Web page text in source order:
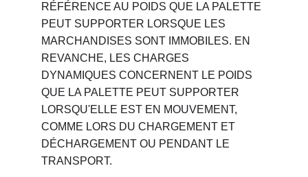
RÉFÉRENCE AU POIDS QUE LA PALETTE
PEUT SUPPORTER LORSQUE LES
MARCHANDISES SONT IMMOBILES. EN
REVANCHE, LES CHARGES
DYNAMIQUES CONCERNENT LE POIDS
QUE LA PALETTE PEUT SUPPORTER
LORSQU'ELLE EST EN MOUVEMENT,
COMME LORS DU CHARGEMENT ET
DÉCHARGEMENT OU PENDANT LE
TRANSPORT.